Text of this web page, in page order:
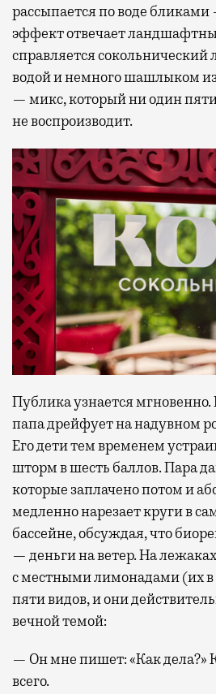
рассыпается по воде бликами
эффект отвечает
справляется сокольнический
водой и немного шашлыком из
— микс, который ни один
не воспроизводит.
Публика узнается
папа дрейфует на надувном
Его дети тем временем
шторм в шесть баллов. Пара
которые заплачено потом и
медленно нарезает круги в
бассейне, обсуждая, что
— деньги на ветер. На
с местными лимонадами (их
пяти видов, и они
вечной темой:
— Он мне пишет: «Как дела?»
всего.